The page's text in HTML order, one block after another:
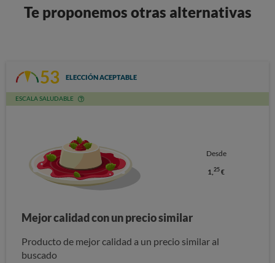
Te proponemos otras alternativas
53 ELECCIÓN ACEPTABLE
ESCALA SALUDABLE
Desde
1,25 €
Mejor calidad con un precio similar
Producto de mejor calidad a un precio similar al
buscado